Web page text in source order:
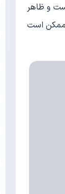
و ظاهر
ممکن است